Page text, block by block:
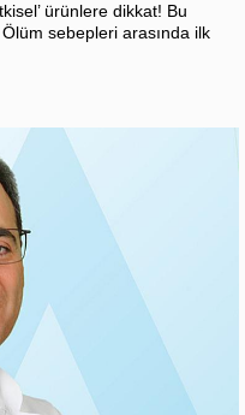
ürünlere dikkat! Bu
sebepleri arasında ilk